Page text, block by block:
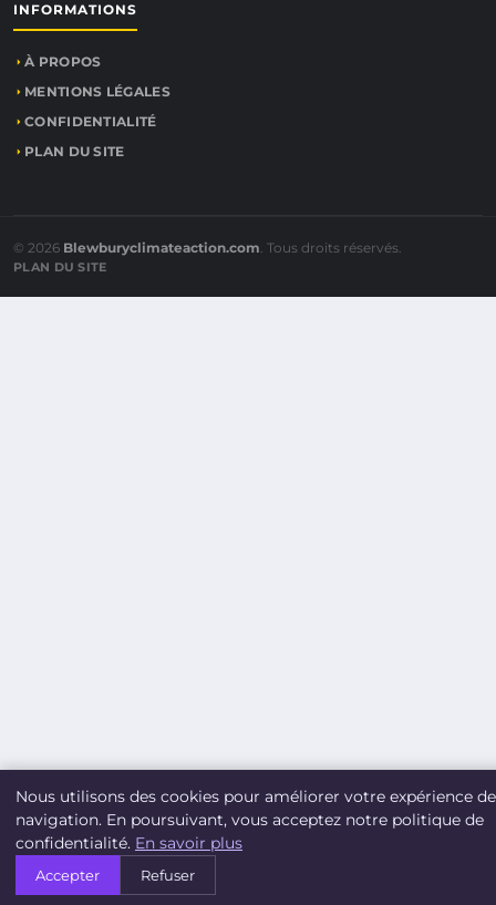
INFORMATIONS
À PROPOS
MENTIONS LÉGALES
CONFIDENTIALITÉ
PLAN DU SITE
© 2026 Blewburyclimateaction.com. Tous droits réservés.
PLAN DU SITE
Nous utilisons des cookies pour améliorer votre expérience de
navigation. En poursuivant, vous acceptez notre politique de
confidentialité. En savoir plus
Accepter Refuser